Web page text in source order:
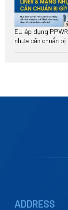
EU áp dụng
nhựa cần chuẩn bị
ADDRESS